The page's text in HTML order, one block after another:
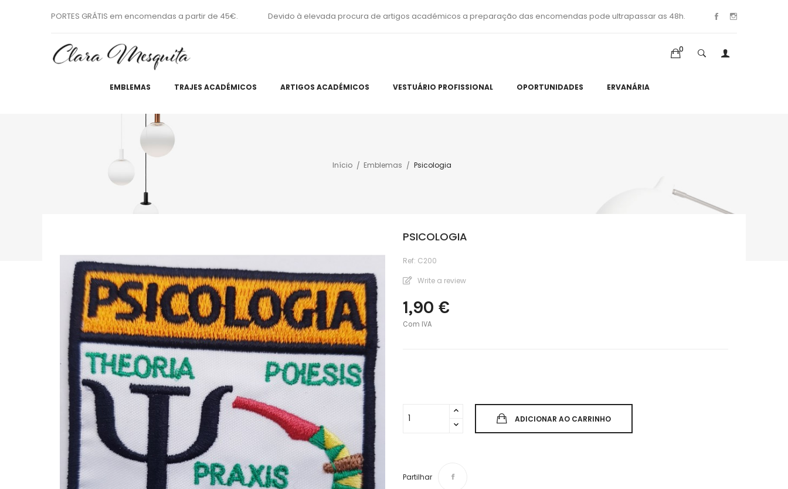
PORTES GRÁTIS em encomendas a partir de 45€. Devido à elevada procura de artigos académicos a preparação das encomendas pode ultrapassar as 48h.
0
EMBLEMAS TRAJES ACADÉMICOS ARTIGOS ACADÉMICOS VESTUÁRIO PROFISSIONAL OPORTUNIDADES ERVANÁRIA
Início Emblemas Psicologia
PSICOLOGIA
Ref: C200
Write a review
1,90 €
Com IVA
ADICIONAR AO CARRINHO
Partilhar